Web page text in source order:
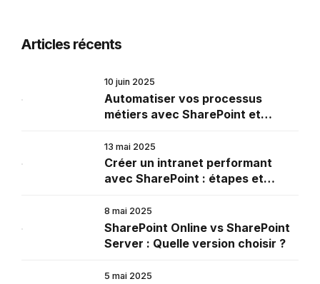
Articles récents
10 juin 2025
Automatiser vos processus
métiers avec SharePoint et
13 mai 2025
Créer un intranet performant
avec SharePoint : étapes et
8 mai 2025
SharePoint Online vs SharePoint
Server : Quelle version choisir ?
5 mai 2025